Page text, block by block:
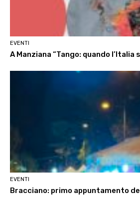
EVENTI
A Manziana “Tango: quando l’Italia
EVENTI
Bracciano: primo appuntamento